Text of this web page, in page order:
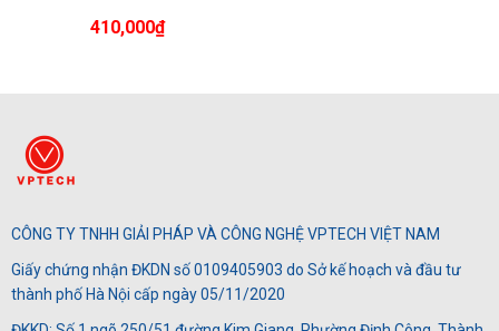
410,000₫
CÔNG TY TNHH GIẢI PHÁP VÀ CÔNG NGHỆ VPTECH VIỆT NAM
Giấy chứng nhận ĐKDN số 0109405903 do Sở kế hoạch và đầu tư
thành phố Hà Nội cấp ngày 05/11/2020